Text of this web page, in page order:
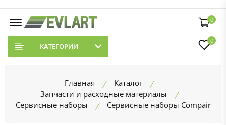
0
КАТЕГОРИИ
0
Главная
Каталог
Запчасти и расходные материалы
Сервисные наборы
Сервисные наборы Compair